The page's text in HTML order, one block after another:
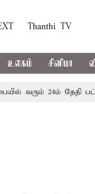
Thanthi TV
உலகம் சினிமா
24ம் தேதி பட்ஜெட்